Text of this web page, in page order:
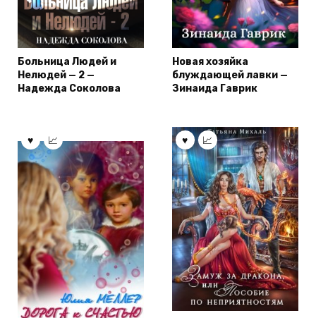
Больница Людей и
Нелюдей — 2 —
Надежда Соколова
Новая хозяйка
блуждающей лавки —
Зинаида Гаврик